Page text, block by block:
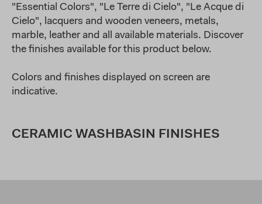
"Essential Colors", "Le Terre di Cielo", "Le Acque di
Cielo", lacquers and wooden veneers, metals,
marble, leather and all available materials. Discover
the finishes available for this product below.
Colors and finishes displayed on screen are
indicative.
CERAMIC WASHBASIN FINISHES